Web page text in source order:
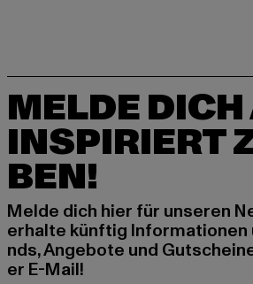
MELDE
INSPIRIERT
BEN!
Melde dich hier für unseren
erhalte künftig Informationen
nds, Angebote und
er E-Mail!